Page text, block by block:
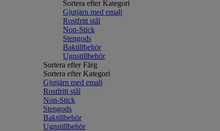
Sortera efter Kategori
Gjutjärn med emalj
Rostfritt stål
Non-Stick
Stengods
Baktillbehör
Ugnstillbehör
Sortera efter Färg
Sortera efter Kategori
Gjutjärn med emalj
Rostfritt stål
Non-Stick
Stengods
Baktillbehör
Ugnstillbehör